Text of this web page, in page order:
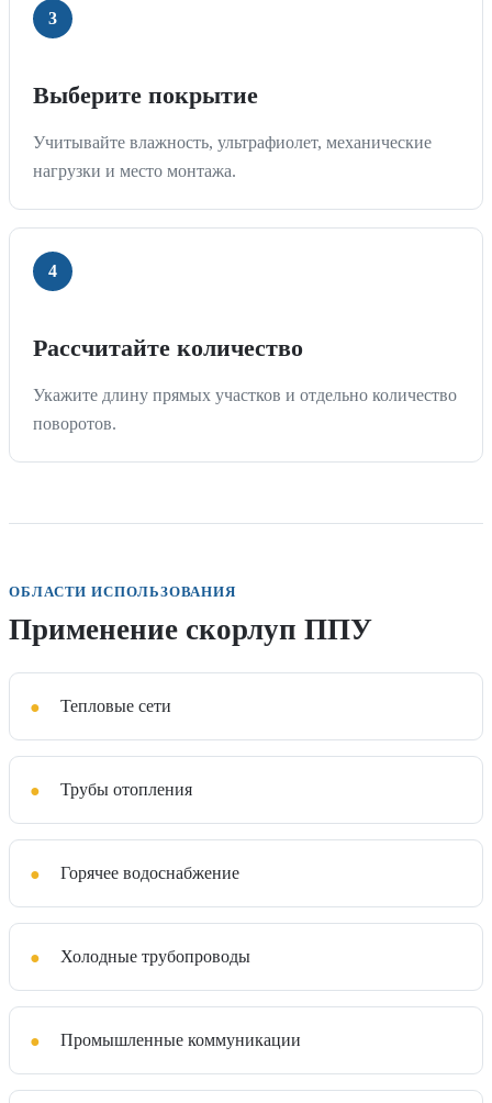
Выберите покрытие
Учитывайте влажность, ультрафиолет, механические
нагрузки и место монтажа.
Рассчитайте количество
Укажите длину прямых участков и отдельно количество
поворотов.
ОБЛАСТИ ИСПОЛЬЗОВАНИЯ
Применение скорлуп ППУ
Тепловые сети
Трубы отопления
Горячее водоснабжение
Холодные трубопроводы
Промышленные коммуникации